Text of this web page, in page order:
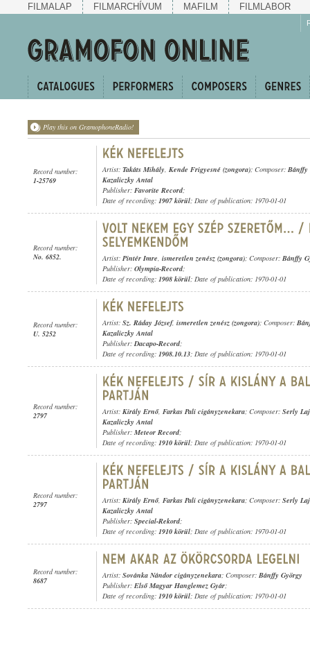
FILMALAP FILMARCHÍVUM MAFILM FILMLABOR
Play this on GramophoneRadio!
Record number:
1-25769
Artist: Takáts Mihály, Kende Frigyesné (zongora); Composer: Bánffy
Kazaliczky Antal
Publisher: Favorite Record;
Date of recording: 1907 körül; Date of publication: 1970-01-01
Record number:
No. 6852.
Artist: Pintér Imre, ismeretlen zenész (zongora); Composer: Bánffy
Publisher: Olympia-Record;
Date of recording: 1908 körül; Date of publication: 1970-01-01
Record number:
U. 5252
Artist: Sz. Ráday József, ismeretlen zenész (zongora); Composer:
Kazaliczky Antal
Publisher:Dacapo-Record;
Date of recording: 1908.10.13; Date of publication: 1970-01-01
Record number:
2797
Artist: Király Ernő, Farkas Pali cigányzenekara; Composer: Serly
Kazaliczky Antal
Publisher: Meteor Record;
Date of recording: 1910 körül; Date of publication: 1970-01-01
Record number:
2797
Artist: Király Ernő, Farkas Pali cigányzenekara; Composer: Serly
Kazaliczky Antal
Publisher: Special-Rekord;
Date of recording: 1910 körül; Date of publication: 1970-01-01
Record number:
8687
Artist: Sovánka Nándor cigányzenekara; Composer: Bánffy György
Publisher: Első Magyar Hanglemez Gyár;
Date of recording: 1910 körül; Date of publication: 1970-01-01